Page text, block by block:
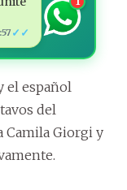
✓✓
el español
del
Camila Giorgi y